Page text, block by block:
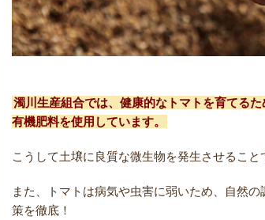
濁川生産組合では、健康的なトマトを育てる
有機肥料を使用しています。
こうして土壌に良質な微生物を発生させること
また、トマトは病気や虫害に弱いため、自然
策を徹底！
新潟の夏と言えば大阪屋の流
爽やかな甘みとツルッとした
食感は一度食べたらクセにな
るはず！お中元にも喜ばれる
魚沼市だけで作られて
評で、地元の直売所で
の商品です。夏はもち
甘みがのった秋なすは特
す！